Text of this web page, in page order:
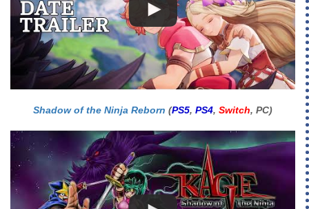
Shadow of the Ninja Reborn (PS5, PS4, Switch, PC)